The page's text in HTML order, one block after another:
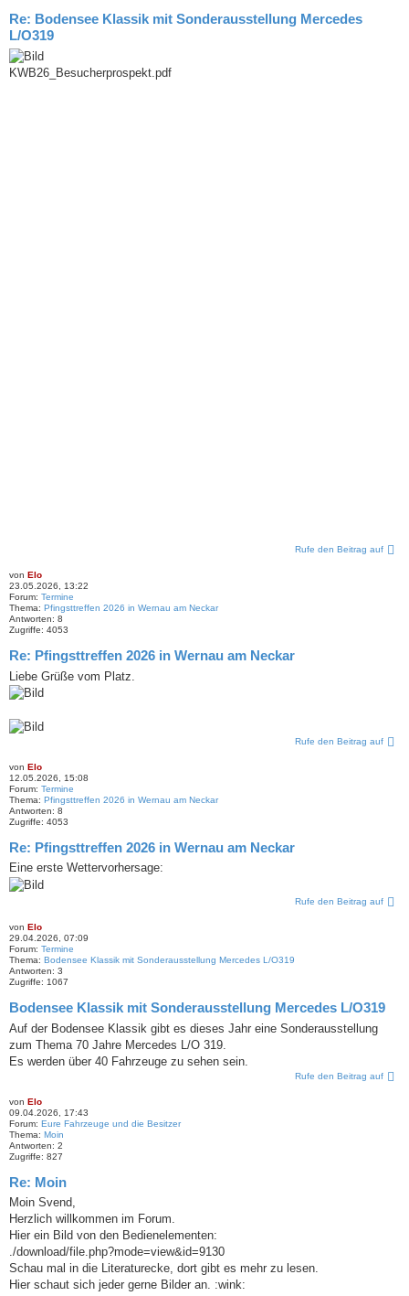
Re: Bodensee Klassik mit Sonderausstellung Mercedes
L/O319
KWB26_Besucherprospekt.pdf
Rufe den Beitrag auf
von Elo
23.05.2026, 13:22
Forum: Termine
Thema: Pfingsttreffen 2026 in Wernau am Neckar
Antworten: 8
Zugriffe: 4053
Re: Pfingsttreffen 2026 in Wernau am Neckar
Liebe Grüße vom Platz.
Rufe den Beitrag auf
von Elo
12.05.2026, 15:08
Forum: Termine
Thema: Pfingsttreffen 2026 in Wernau am Neckar
Antworten: 8
Zugriffe: 4053
Re: Pfingsttreffen 2026 in Wernau am Neckar
Eine erste Wettervorhersage:
Rufe den Beitrag auf
von Elo
29.04.2026, 07:09
Forum: Termine
Thema: Bodensee Klassik mit Sonderausstellung Mercedes L/O319
Antworten: 3
Zugriffe: 1067
Bodensee Klassik mit Sonderausstellung Mercedes L/O319
Auf der Bodensee Klassik gibt es dieses Jahr eine Sonderausstellung
zum Thema 70 Jahre Mercedes L/O 319.
Es werden über 40 Fahrzeuge zu sehen sein.
Rufe den Beitrag auf
von Elo
09.04.2026, 17:43
Forum: Eure Fahrzeuge und die Besitzer
Thema: Moin
Antworten: 2
Zugriffe: 827
Re: Moin
Moin Svend,
Herzlich willkommen im Forum.
Hier ein Bild von den Bedienelementen:
./download/file.php?mode=view&id=9130
Schau mal in die Literaturecke, dort gibt es mehr zu lesen.
Hier schaut sich jeder gerne Bilder an. :wink: